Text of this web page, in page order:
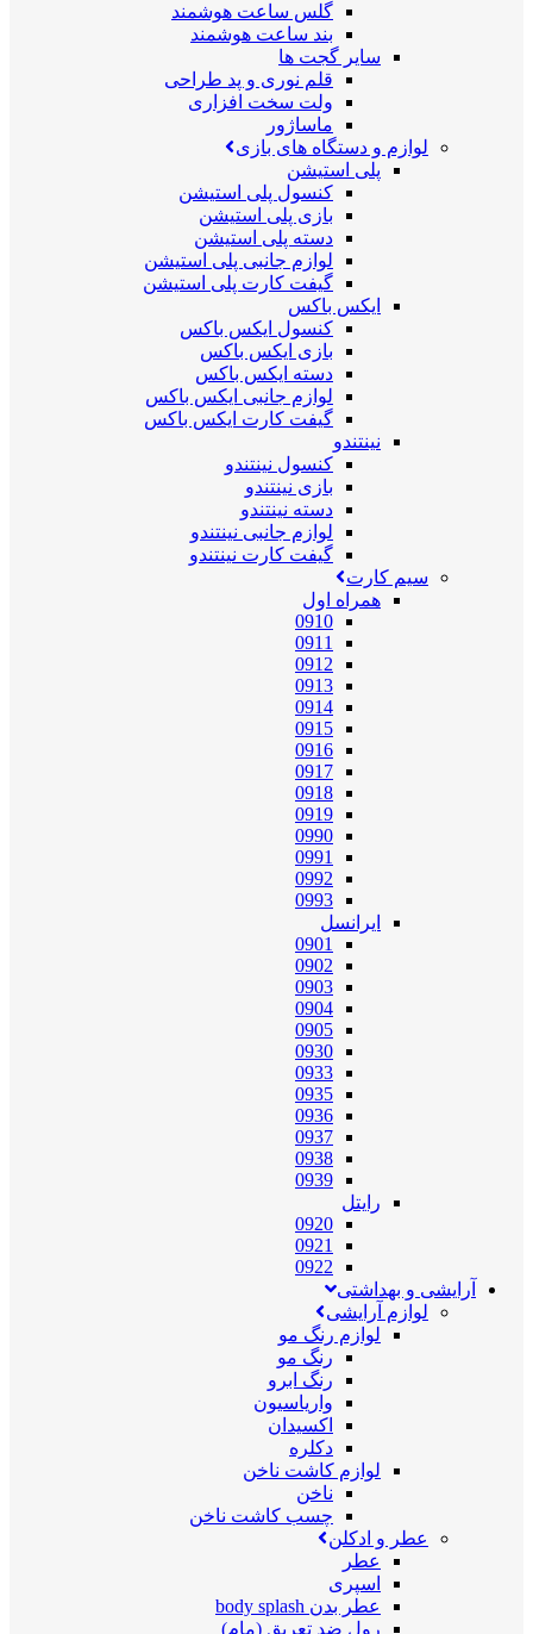
گلس ساعت هوشمند
بند ساعت هوشمند
سایر گجت ها
قلم نوری و پد طراحی
ولت سخت افزاری
ماساژور
لوازم و دستگاه های بازی
پلی استیشن
کنسول پلی استیشن
بازی پلی استیشن
دسته پلی استیشن
لوازم جانبی پلی استیشن
گیفت کارت پلی استیشن
ایکس باکس
کنسول ایکس باکس
بازی ایکس باکس
دسته ایکس باکس
لوازم جانبی ایکس باکس
گیفت کارت ایکس باکس
نینتندو
کنسول نینتندو
بازی نینتندو
دسته نینتندو
لوازم جانبی نینتندو
گیفت کارت نینتندو
سیم کارت
همراه اول
0910
0911
0912
0913
0914
0915
0916
0917
0918
0919
0990
0991
0992
0993
ایرانسل
0901
0902
0903
0904
0905
0930
0933
0935
0936
0937
0938
0939
رایتل
0920
0921
0922
آرایشی و بهداشتی
لوازم آرایشی
لوازم رنگ مو
رنگ مو
رنگ ابرو
واریاسیون
اکسیدان
دکلره
لوازم کاشت ناخن
ناخن
چسب کاشت ناخن
عطر و ادکلن
عطر
اسپری
عطر بدن body splash
رول ضد تعریق (مام)